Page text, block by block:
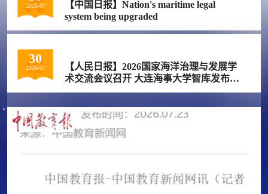
2026-07
【中国日报】Nation's maritime legal
system being upgraded
30
2026-07
【人民日报】2026国家海洋治理与发展学
术交流会议召开 大连海事大学智库发布三
项重磅成果